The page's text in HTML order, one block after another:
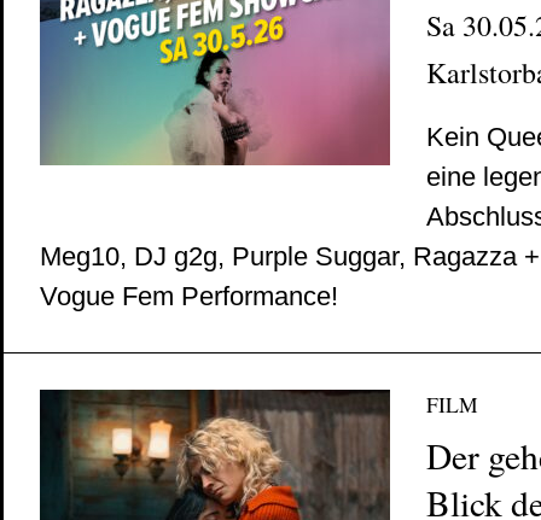
Sa
Kein
eine
Meg10, DJ g2g, Purple Suggar, Ragazza
Vogue Fem Performance!
FILM
Der
Blick